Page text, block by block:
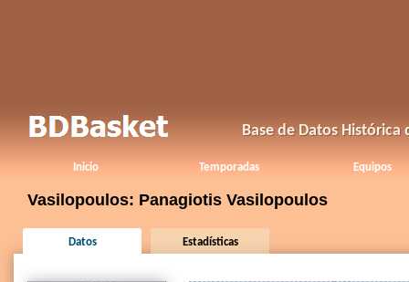
Base de Datos Histórica
Inicio Temporadas Equipos
Vasilopoulos: Panagiotis Vasilopoulos
Datos Estadísticas